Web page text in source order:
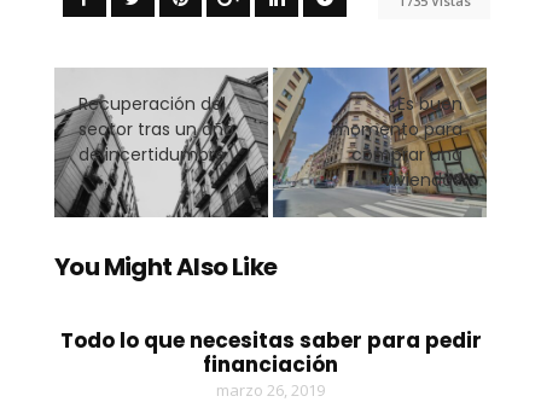
Recuperación del
sector tras un año
de incertidumbre
¿Es buen
momento para
comprar una
vivienda?
You Might Also Like
Todo lo que necesitas saber para pedir
financiación
marzo 26, 2019